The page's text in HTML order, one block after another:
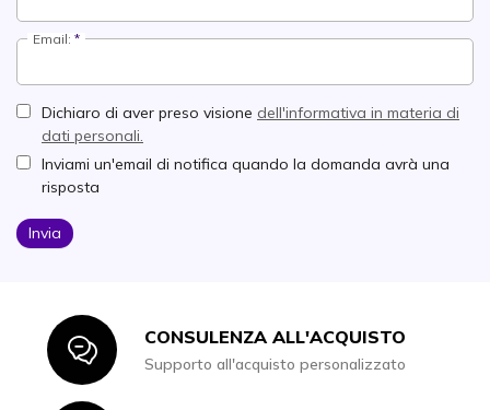
Email:
Dichiaro di aver preso visione dell'informativa in materia di
dati personali.
Inviami un'email di notifica quando la domanda avrà una
risposta
Invia
IconCONSULENZA ALL'ACQUISTO
Supporto all'acquisto personalizzato